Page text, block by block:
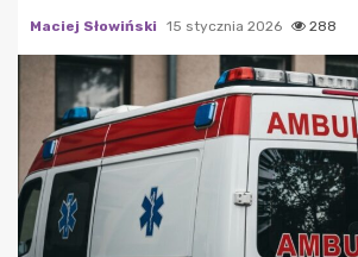
Maciej Słowiński 15 stycznia 2026 288